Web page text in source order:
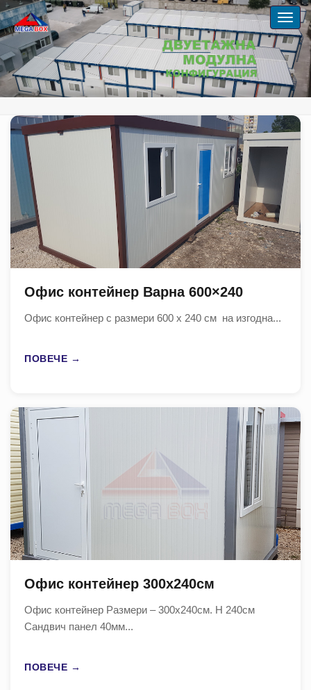
Офис контейнер Варна 600×240
Офис контейнер с размери 600 x 240 см на изгодна...
ПОВЕЧЕ →
Офис контейнер 300х240см
Офис контейнер Размери – 300х240см. H 240см
Сандвич панел 40мм...
ПОВЕЧЕ →